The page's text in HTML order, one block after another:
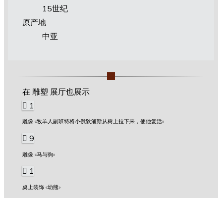
15世纪
原产地
中亚
在 雕塑 展厅也展示
1
雕像 «牧羊人副班特将小俄狄浦斯从树上拉下来，使他复活»
9
雕像 «马与驹»
1
桌上装饰 «幼熊»